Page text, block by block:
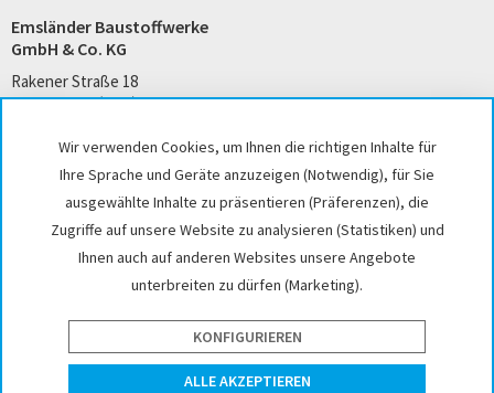
Wir verwenden Cookies, um Ihnen die richtigen Inhalte für
Ihre Sprache und Geräte anzuzeigen (Notwendig), für Sie
ausgewählte Inhalte zu präsentieren (Präferenzen), die
Zugriffe auf unsere Website zu analysieren (Statistiken) und
Ihnen auch auf anderen Websites unsere Angebote
unterbreiten zu dürfen (Marketing).
ALLE AKZEPTIEREN
KONFIGURIEREN
Emsländer Baustoffwerke
GmbH & Co. KG
Rakener Straße 18
49733 Haren (Ems)
kontakt@emslaender.de
www.emslaender.de
Datenschutz Sitemap Impressum
Cookie-Einstellungen
website by interface medien